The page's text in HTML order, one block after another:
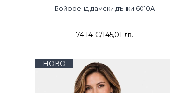
Бойфренд дамски дънки 6010A
74,14 €/145,01 лв.
НОВО